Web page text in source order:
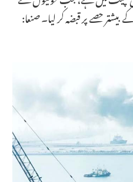
حصے پر قبضہ کر لیا۔ صنعا: